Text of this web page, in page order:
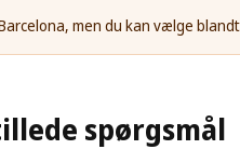
men du kan vælge
spørgsmål